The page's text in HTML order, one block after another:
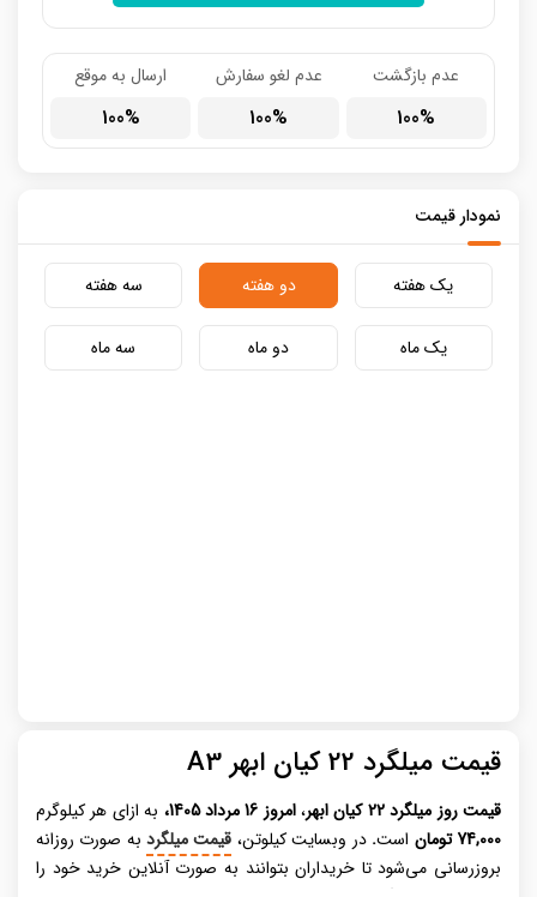
عدم بازگشت
100
عدم لغو سفارش
100
ارسال به موقع
100
نمودار قیمت
یک هفته دو هفته سه هفته
یک ماه دو ماه سه ماه
قیمت میلگرد 22 کیان ابهر A3
قیمت روز میلگرد22 کیان ابهر ،امروز 16 مرداد 1405،
به ازای هر کیلوگرم
74,000 تومان
است.در وبسایت کیلوتن، قیمت میلگردبه صورت روزانه
بروزرسانی می‌شود تا خریداران بتوانند به صورت آنلاین خرید خود را